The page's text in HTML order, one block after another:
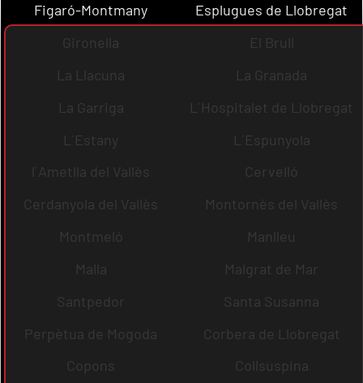
Figaró-Montmany
Esplugues de Llobregat
Gironella
El Brull
La Llacuna
La Granada
La Garriga
L´Hospitalet de Llobregat
L´Estany
L´Espunyola
l´Ametlla del Vallès
Cervelló
Cerdanyola del Vallès
Montornès del Vallès
Montmeló
Manlleu
Malla
Malgrat de Mar
Santpedor
Santa Susanna
Perpètua de Mogoda
Corbera de Llobregat
Copons
Collsuspina